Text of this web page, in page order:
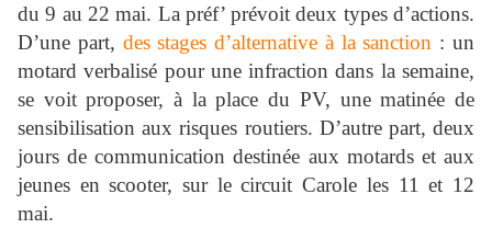
du 9 au 22 mai. La préf’ prévoit deux types d’actions.
D’une part, des stages d’alternative à la sanction : un
motard verbalisé pour une infraction dans la semaine,
se voit proposer, à la place du PV, une matinée de
sensibilisation aux risques routiers. D’autre part, deux
jours de communication destinée aux motards et aux
jeunes en scooter, sur le circuit Carole les 11 et 12
mai.